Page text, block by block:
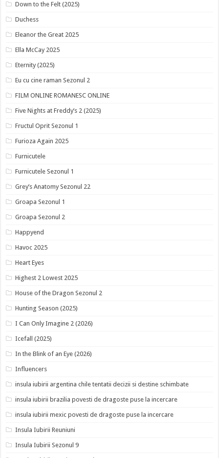
Down to the Felt (2025)
Duchess
Eleanor the Great 2025
Ella McCay 2025
Eternity (2025)
Eu cu cine raman Sezonul 2
FILM ONLINE ROMANESC ONLINE
Five Nights at Freddy’s 2 (2025)
Fructul Oprit Sezonul 1
Furioza Again 2025
Furnicutele
Furnicutele Sezonul 1
Grey’s Anatomy Sezonul 22
Groapa Sezonul 1
Groapa Sezonul 2
Happyend
Havoc 2025
Heart Eyes
Highest 2 Lowest 2025
House of the Dragon Sezonul 2
Hunting Season (2025)
I Can Only Imagine 2 (2026)
Icefall (2025)
In the Blink of an Eye (2026)
Influencers
insula iubirii argentina chile tentatii decizii si destine schimbate
insula iubirii brazilia povesti de dragoste puse la incercare
insula iubirii mexic povesti de dragoste puse la incercare
Insula Iubirii Reuniuni
Insula Iubirii Sezonul 9